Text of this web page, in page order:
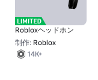
Robloxヘッドホン
制作: Roblox
14K+